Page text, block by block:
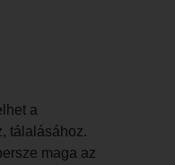
a
tálalásához.
maga az